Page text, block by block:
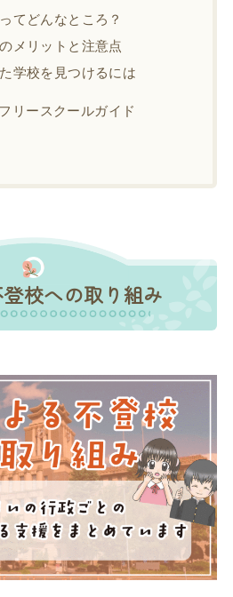
てどんなところ？
メリットと注意点
学校を見つけるには
リースクールガイド
校への取り組み